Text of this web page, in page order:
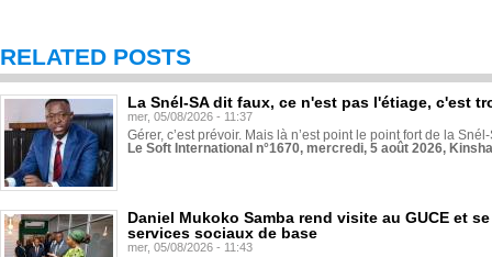
RELATED POSTS
La Snél-SA dit faux, ce n'est pas l'étiage, c'est
mer, 05/08/2026 - 11:37
Gérer, c’est prévoir. Mais là n’est point le point fort de la
Le Soft International n°1670, mercredi, 5 août 2026,
Daniel Mukoko Samba rend visite au GUCE et
services sociaux de base
mer, 05/08/2026 - 11:43